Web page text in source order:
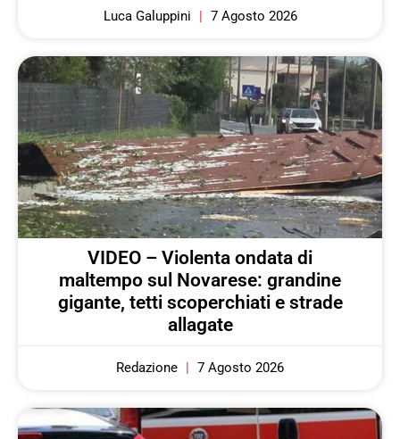
Luca Galuppini 7 Agosto 2026
VIDEO – Violenta ondata di
maltempo sul Novarese: grandine
gigante, tetti scoperchiati e strade
allagate
Redazione 7 Agosto 2026